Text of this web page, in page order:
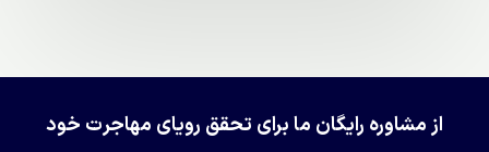
از مشاوره رایگان ما برای تحقق رویای مهاجرت خود